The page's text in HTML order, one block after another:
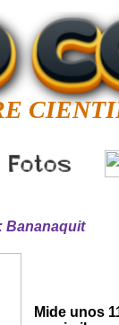
Bananaquit
Mide unos